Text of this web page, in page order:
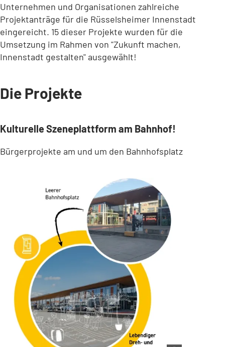
Unternehmen und Organisationen zahlreiche
Projektanträge für die Rüsselsheimer Innenstadt
eingereicht. 15 dieser Projekte wurden für die
Umsetzung im Rahmen von "Zukunft machen,
Innenstadt gestalten" ausgewählt!
Die Projekte
Kulturelle Szeneplattform am Bahnhof!
Bürgerprojekte am und um den Bahnhofsplatz